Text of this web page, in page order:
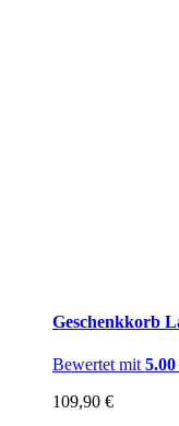
Geschenkkorb
Bewertet mit 5.00
109,90 €